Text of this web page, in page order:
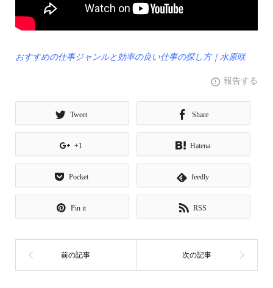
おすすめの仕事ジャンルと効率の良い仕事の探し方｜水原咲
報告する
Tweet Share
+1 Hatena
Pocket feedly
Pin it RSS